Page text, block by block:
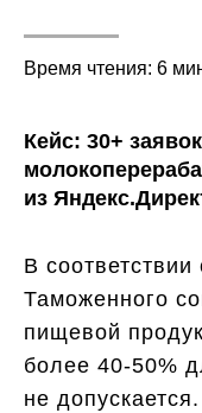
Время чтения: 6
Кейс: 30+
из
В
Таможенного
пищевой
более 40-50%
не